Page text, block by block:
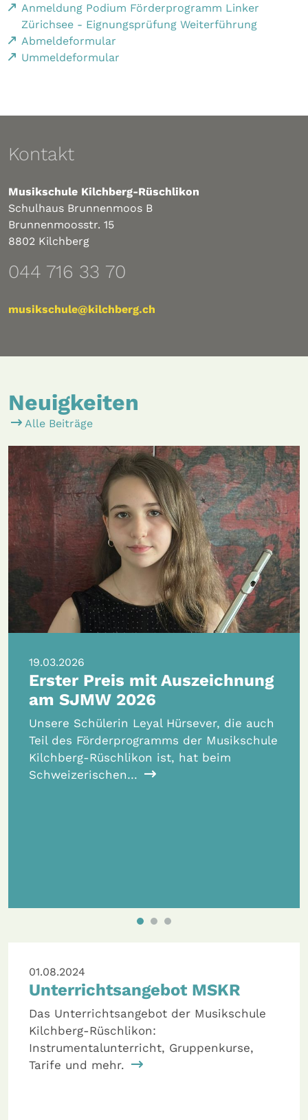
Anmeldung Podium Förderprogramm Linker
Zürichsee - Eignungsprüfung Weiterführung
Abmeldeformular
Ummeldeformular
Kontakt
Musikschule Kilchberg-Rüschlikon
Schulhaus Brunnenmoos B
Brunnenmoosstr. 15
8802 Kilchberg
044 716 33 70
musikschule@kilchberg.ch
Neuigkeiten
Alle Beiträge
19.03.2026
Erster Preis mit Auszeichnung
am SJMW 2026
Unsere Schülerin Leyal Hürsever, die auch
Teil des Förderprogramms der Musikschule
Kilchberg-Rüschlikon ist, hat beim
Schweizerischen…
01.08.2024
Unterrichtsangebot MSKR
Das Unterrichtsangebot der Musikschule
Kilchberg-Rüschlikon:
Instrumentalunterricht, Gruppenkurse,
Tarife und mehr.